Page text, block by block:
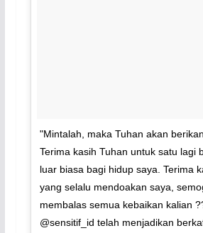
"Mintalah, maka Tuhan akan
Terima kasih Tuhan untuk satu lagi
luar biasa bagi hidup saya. Terima
yang selalu mendoakan saya,
membalas semua kebaikan kalian
@sensitif_id telah menjadikan